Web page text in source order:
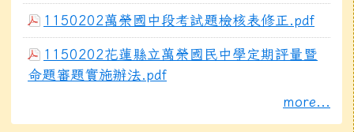
1150202萬榮國中段考試題檢核表修正.pdf
1150202花蓮縣立萬榮國民中學定期評量暨
命題審題實施辦法.pdf
more...